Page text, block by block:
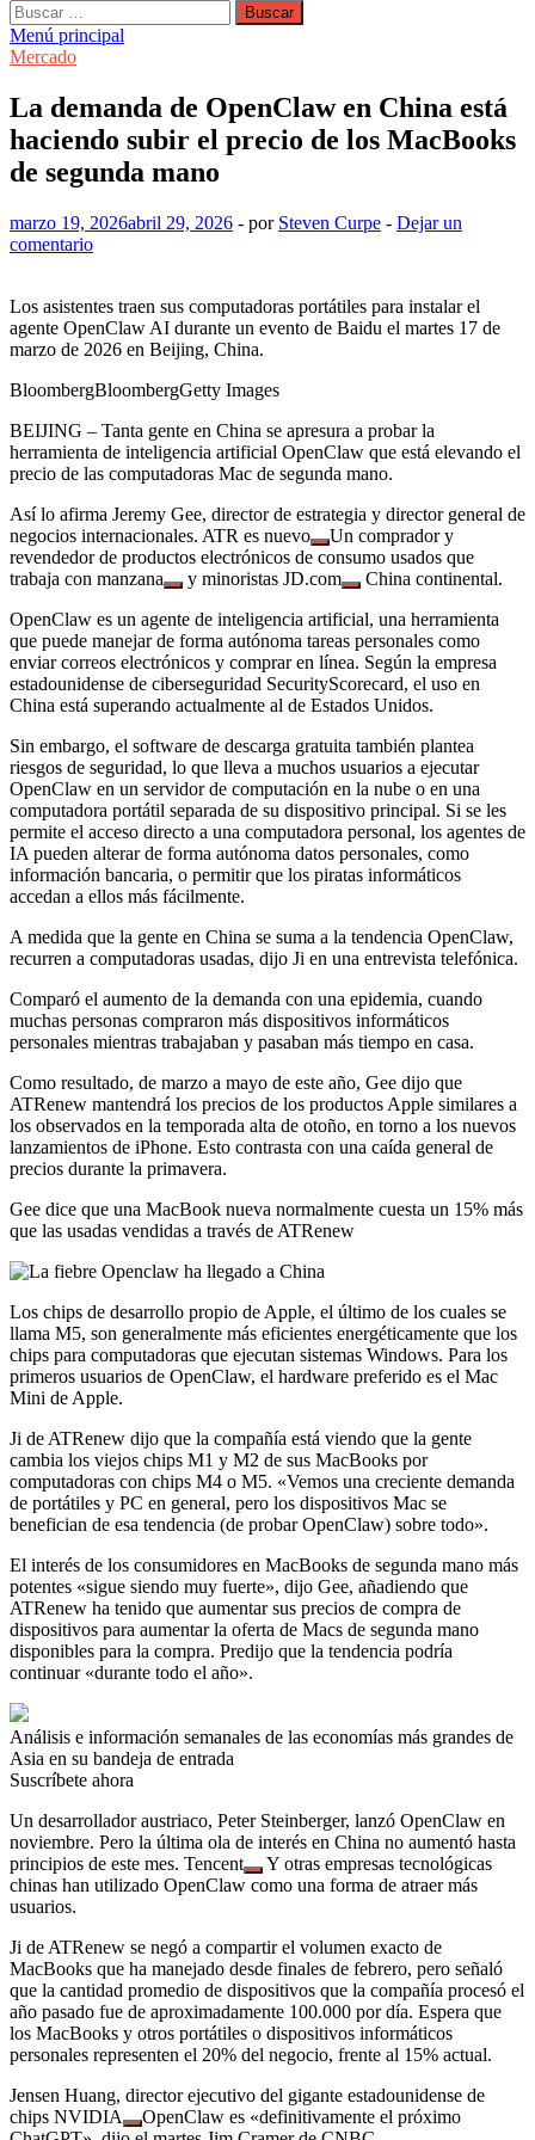
Buscar:
Menú principal
Mercado
La demanda de OpenClaw en China está
haciendo subir el precio de los MacBooks
de segunda mano
marzo 19, 2026abril 29, 2026 - por Steven Curpe - Dejar un
comentario
Los asistentes traen sus computadoras portátiles para instalar el
agente OpenClaw AI durante un evento de Baidu el martes 17 de
marzo de 2026 en Beijing, China.
BloombergBloombergGetty Images
BEIJING – Tanta gente en China se apresura a probar la
herramienta de inteligencia artificial OpenClaw que está elevando el
precio de las computadoras Mac de segunda mano.
Así lo afirma Jeremy Gee, director de estrategia y director general de
negocios internacionales. ATR es nuevo
Un comprador y
revendedor de productos electrónicos de consumo usados ​​que
trabaja con manzana y minoristas JD.com
China continental.
OpenClaw es un agente de inteligencia artificial, una herramienta
que puede manejar de forma autónoma tareas personales como
enviar correos electrónicos y comprar en línea. Según la empresa
estadounidense de ciberseguridad SecurityScorecard, el uso en
China está superando actualmente al de Estados Unidos.
Sin embargo, el software de descarga gratuita también plantea
riesgos de seguridad, lo que lleva a muchos usuarios a ejecutar
OpenClaw en un servidor de computación en la nube o en una
computadora portátil separada de su dispositivo principal. Si se les
permite el acceso directo a una computadora personal, los agentes de
IA pueden alterar de forma autónoma datos personales, como
información bancaria, o permitir que los piratas informáticos
accedan a ellos más fácilmente.
A medida que la gente en China se suma a la tendencia OpenClaw,
recurren a computadoras usadas, dijo Ji en una entrevista telefónica.
Comparó el aumento de la demanda con una epidemia, cuando
muchas personas compraron más dispositivos informáticos
personales mientras trabajaban y pasaban más tiempo en casa.
Como resultado, de marzo a mayo de este año, Gee dijo que
ATRenew mantendrá los precios de los productos Apple similares a
los observados en la temporada alta de otoño, en torno a los nuevos
lanzamientos de iPhone. Esto contrasta con una caída general de
precios durante la primavera.
Gee dice que una MacBook nueva normalmente cuesta un 15% más
que las usadas vendidas a través de ATRenew
Los chips de desarrollo propio de Apple, el último de los cuales se
llama M5, son generalmente más eficientes energéticamente que los
chips para computadoras que ejecutan sistemas Windows. Para los
primeros usuarios de OpenClaw, el hardware preferido es el Mac
Mini de Apple.
Ji de ATRenew dijo que la compañía está viendo que la gente
cambia los viejos chips M1 y M2 de sus MacBooks por
computadoras con chips M4 o M5. «Vemos una creciente demanda
de portátiles y PC en general, pero los dispositivos Mac se
benefician de esa tendencia (de probar OpenClaw) sobre todo».
El interés de los consumidores en MacBooks de segunda mano más
potentes «sigue siendo muy fuerte», dijo Gee, añadiendo que
ATRenew ha tenido que aumentar sus precios de compra de
dispositivos para aumentar la oferta de Macs de segunda mano
disponibles para la compra. Predijo que la tendencia podría
continuar «durante todo el año».
Análisis e información semanales de las economías más grandes de
Asia en su bandeja de entrada
Suscríbete ahora
Un desarrollador austriaco, Peter Steinberger, lanzó OpenClaw en
noviembre. Pero la última ola de interés en China no aumentó hasta
principios de este mes. Tencent
Y otras empresas tecnológicas
chinas han utilizado OpenClaw como una forma de atraer más
usuarios.
Ji de ATRenew se negó a compartir el volumen exacto de
MacBooks que ha manejado desde finales de febrero, pero señaló
que la cantidad promedio de dispositivos que la compañía procesó el
año pasado fue de aproximadamente 100.000 por día. Espera que
los MacBooks y otros portátiles o dispositivos informáticos
personales representen el 20% del negocio, frente al 15% actual.
Jensen Huang, director ejecutivo del gigante estadounidense de
chips NVIDIA
OpenClaw es «definitivamente el próximo